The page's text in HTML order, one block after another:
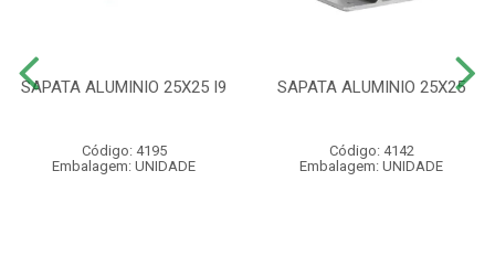
SAPATA ALUMINIO 25X25 I9
Código: 4195
Embalagem: UNIDADE
SAPATA ALUMINIO 25X25
Código: 4142
Embalagem: UNIDADE